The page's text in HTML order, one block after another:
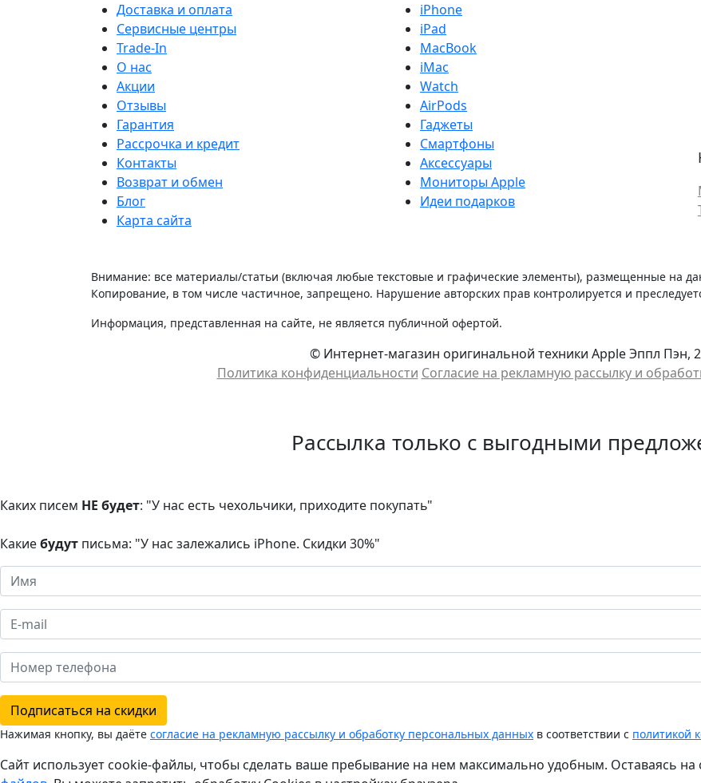
Доставка и оплата
Сервисные центры
Trade-In
О нас
Акции
Отзывы
Гарантия
Рассрочка и кредит
Контакты
Возврат и обмен
Блог
Карта сайта
iPhone
iPad
MacBook
iMac
Watch
AirPods
Гаджеты
Смартфоны
Аксессуары
Мониторы Apple
Идеи подарков
Внимание: все материалы/статьи (включая любые текстовые и графические элементы), размещенные на
Копирование, в том числе частичное, запрещено. Нарушение авторских прав контролируется и
Информация, представленная на сайте, не является публичной офертой.
© Интернет-магазин оригинальной техники Apple Эппл Пэн,
Политика конфиденциальности Cогласие на рекламную рассылку и
Рассылка только с выгодными
Каких писем НЕ будет: "У нас есть чехольчики, приходите покупать"
Какиебудут письма: "У нас залежались iPhone. Скидки 30%"
Подписаться на скидки
Нажимая кнопку, вы даёте согласие на рекламную рассылку и обработку персональных данных в соответствии с политикой
Сайт использует cookie-файлы, чтобы сделать ваше пребывание на нем максимально удобным. Оставаясь на